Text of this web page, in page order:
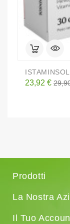
Prezzo
23,92 €
Prodotti
La Nostra
Il Tuo